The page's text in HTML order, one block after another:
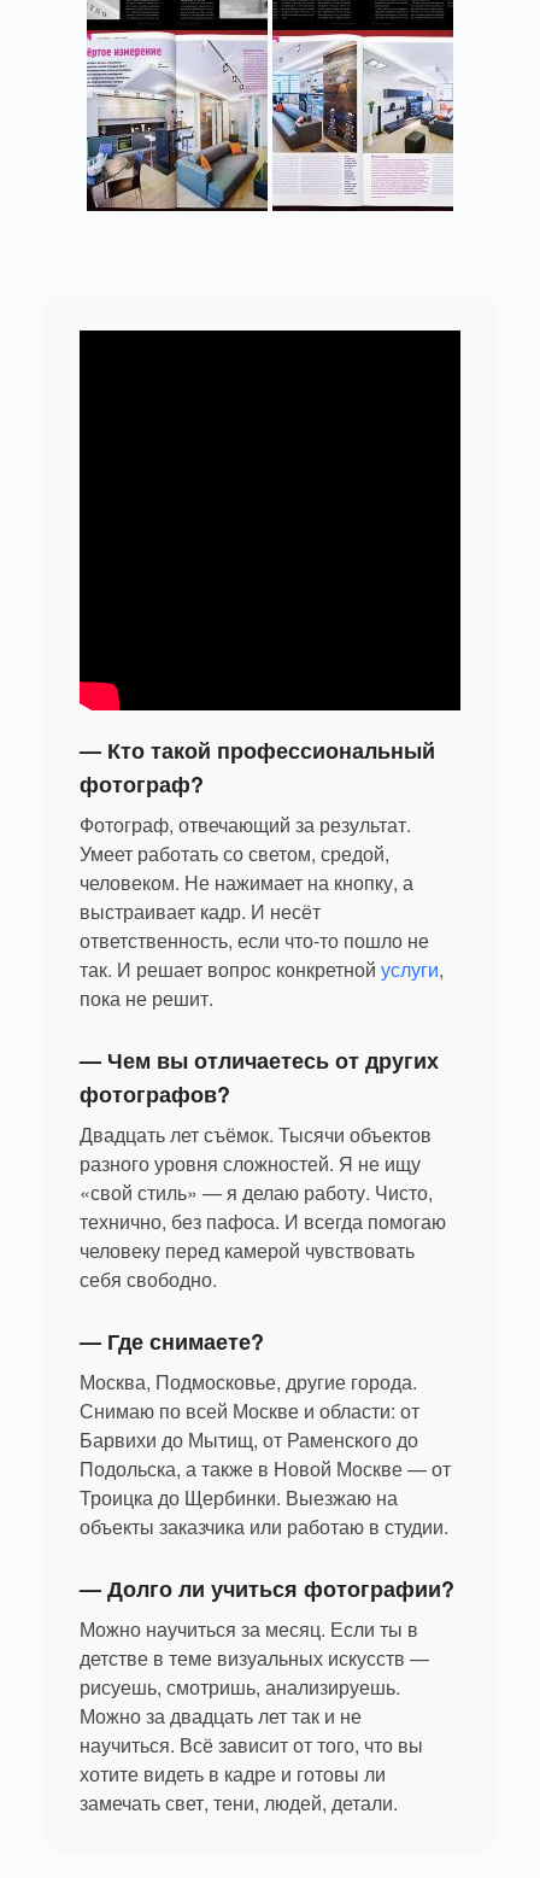
— Кто такой профессиональный
фотограф?
Фотограф, отвечающий за результат.
Умеет работать со светом, средой,
человеком. Не нажимает на кнопку, а
выстраивает кадр. И несёт
ответственность, если что-то пошло не
так. И решает вопрос конкретной услуги,
пока не решит.
— Чем вы отличаетесь от других
фотографов?
Двадцать лет съёмок. Тысячи объектов
разного уровня сложностей. Я не ищу
«свой стиль» — я делаю работу. Чисто,
технично, без пафоса. И всегда помогаю
человеку перед камерой чувствовать
себя свободно.
— Где снимаете?
Москва, Подмосковье, другие города.
Снимаю по всей Москве и области: от
Барвихи до Мытищ, от Раменского до
Подольска, а также в Новой Москве — от
Троицка до Щербинки. Выезжаю на
объекты заказчика или работаю в студии.
— Долго ли учиться фотографии?
Можно научиться за месяц. Если ты в
детстве в теме визуальных искусств —
рисуешь, смотришь, анализируешь.
Можно за двадцать лет так и не
научиться. Всё зависит от того, что вы
хотите видеть в кадре и готовы ли
замечать свет, тени, людей, детали.